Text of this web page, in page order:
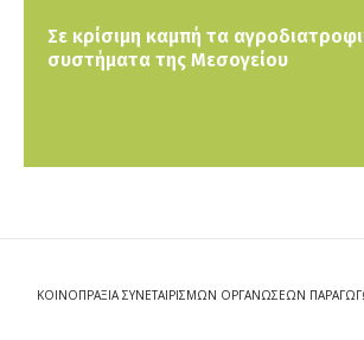
Σε κρίσιμη καμπή τα
συστήματα της Μεσογείου
ΚΟΙΝΟΠΡΑΞΙΑ ΣΥΝΕΤΑΙΡΙΣΜΩΝ ΟΡΓΑΝΩΣΕΩΝ